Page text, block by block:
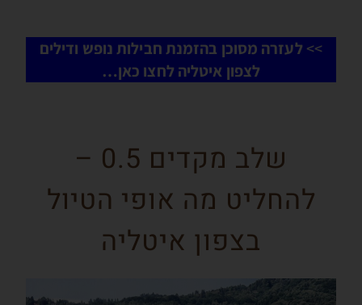
>> לעזרה מסוכן בהזמנת חבילות נופש ודילים
לצפון איטליה לחצו כאן…
שלב מקדים 0.5 –
להחליט מה אופי הטיול
בצפון איטליה